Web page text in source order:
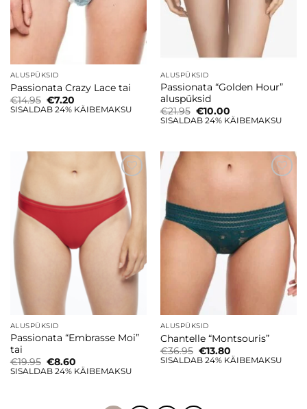
ALUSPÜKSID
Passionata Crazy Lace tai
€14.95 Algne
hind
€7.20Current
price
SISALDAB 24% KÄIBEMAKSU
ALUSPÜKSID
Passionata “Golden Hour”
aluspüksid
€21.95 Algne
hind
€10.00Current
price
SISALDAB 24% KÄIBEMAKSU
soovinimekirja
ALUSPÜKSID
Passionata “Embrasse Moi”
tai
€19.95 Algne
hind
€8.60Current
price
SISALDAB 24% KÄIBEMAKSU
soovinimekirja
ALUSPÜKSID
Chantelle “Montsouris”
€36.95 Algne
hind
€13.80Current
price
SISALDAB 24% KÄIBEMAKSU